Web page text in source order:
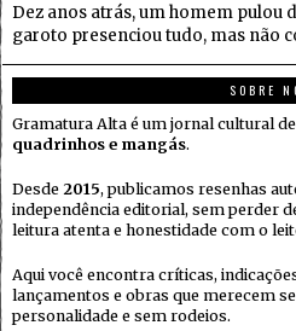
Dez anos atrás, um homem pulou
garoto presenciou tudo, mas não
SOBRE
Gramatura Alta é um jornal cultural
quadrinhos e mangás.
Desde 2015, publicamos resenhas
independência editorial, sem perder
leitura atenta e honestidade com o
Aqui você encontra críticas,
lançamentos e obras que merecem
personalidade e sem rodeios.